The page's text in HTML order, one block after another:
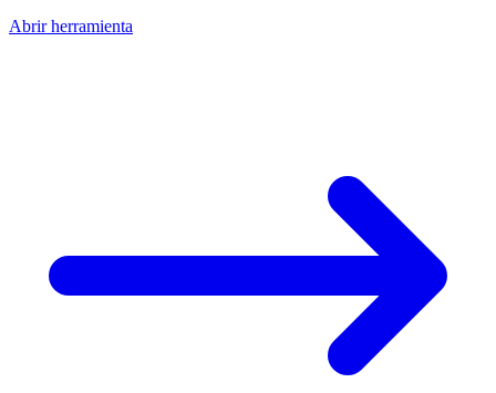
Abrir herramienta